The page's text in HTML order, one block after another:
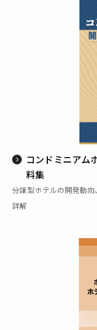
コンドミニアム
料集
分譲型ホテルの開発動
詳解